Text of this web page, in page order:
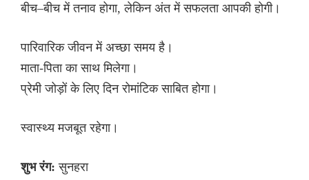
बीच–बीच में तनाव होगा, लेकिन अंत में सफलता आपकी होगी।
पारिवारिक जीवन में अच्छा समय है।
माता-पिता का साथ मिलेगा।
प्रेमी जोड़ों के लिए दिन रोमांटिक साबित होगा।
स्वास्थ्य मजबूत रहेगा।
शुभ रंग: सुनहरा